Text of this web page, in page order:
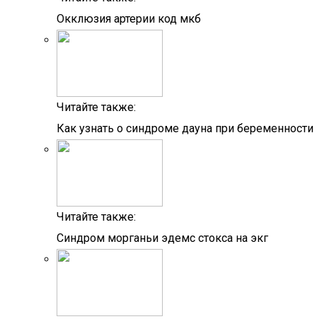
Окклюзия артерии код мкб
Читайте также:
Как узнать о синдроме дауна при беременности
Читайте также:
Синдром морганьи эдемс стокса на экг